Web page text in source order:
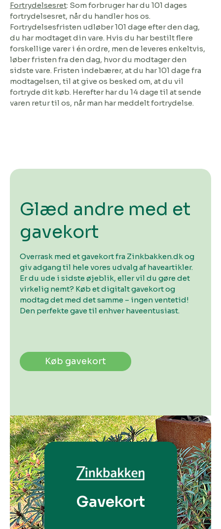
Fortrydelsesret: Som forbruger har du 101 dages
fortrydelsesret, når du handler hos os.
Fortrydelsesfristen udløber 101 dage efter den dag,
du har modtaget din vare. Hvis du har bestilt flere
forskellige varer i én ordre, men de leveres enkeltvis,
løber fristen fra den dag, hvor du modtager den
sidste vare. Fristen indebærer, at du har 101 dage fra
modtagelsen, til at give os besked om, at du vil
fortryde dit køb. Herefter har du 14 dage til at sende
varen retur til os, når man har meddelt fortrydelse.
Glæd andre med et
gavekort
Overrask med et gavekort fra Zinkbakken.dk og
giv adgang til hele vores udvalg af haveartikler.
Er du ude i sidste øjeblik, eller vil du gøre det
virkelig nemt? Køb et digitalt gavekort og
modtag det med det samme – ingen ventetid!
Den perfekte gave til enhver haveentusiast.
Køb gavekort
Gavekort